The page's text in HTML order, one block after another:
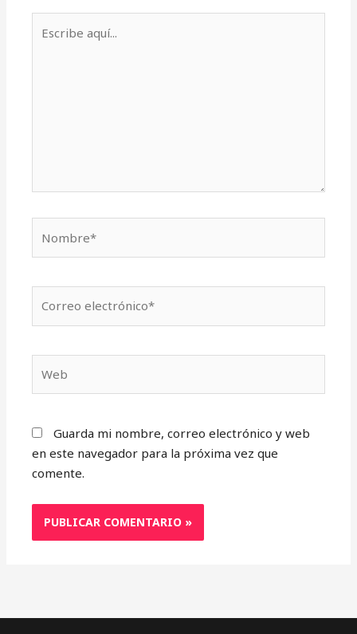
aquí...
electrónico*
Guarda mi nombre, correo electrónico y web
en este navegador para la próxima vez que
comente.